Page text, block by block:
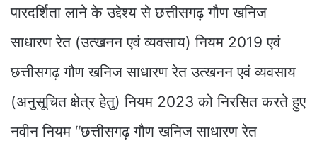
पारदर्शिता लाने के उद्देश्य से छत्तीसगढ़ गौण खनिज
साधारण रेत (उत्खनन एवं व्यवसाय) नियम 2019 एवं
छत्तीसगढ़ गौण खनिज साधारण रेत उत्खनन एवं व्यवसाय
(अनुसूचित क्षेत्र हेतु) नियम 2023 को निरसित करते हुए
नवीन नियम ‘‘छत्तीसगढ़ गौण खनिज साधारण रेत